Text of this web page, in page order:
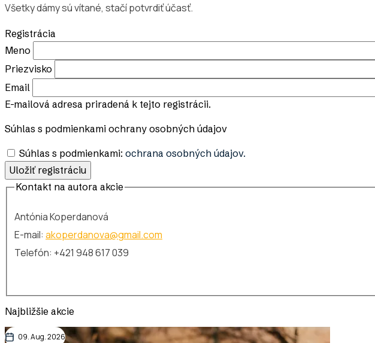
Všetky dámy sú vítané, stačí potvrdiť účasť.
Registrácia
Meno
Priezvisko
Email
E-mailová adresa priradená k tejto registrácii.
Súhlas s podmienkami ochrany osobných údajov
Súhlas s podmienkami: ochrana osobných údajov.
Kontakt na autora akcie
Antónia Koperdanová
E-mail: akoperdanova@gmail.com
Telefón: +421 948 617 039
Najbližšie akcie
09. Aug. 2026